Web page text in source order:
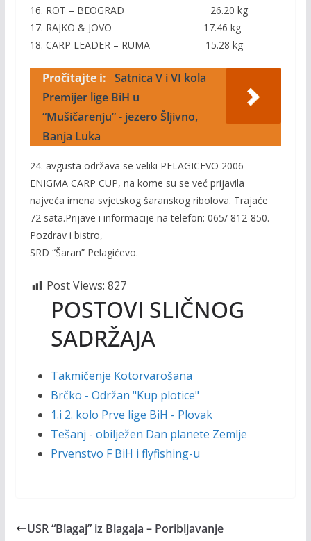
16. ROT – BEOGRAD 26.20 kg
17. RAJKO & JOVO 17.46 kg
18. CARP LEADER – RUMA 15.28 kg
Pročitajte i: Satnica V i VI kola
Premijer lige BiH u
“Mušičarenju” - jezero Šljivno,
Banja Luka
24. avgusta održava se veliki PELAGICEVO 2006
ENIGMA CARP CUP, na kome su se već prijavila
najveća imena svjetskog šaranskog ribolova. Trajaće
72 sata.Prijave i informacije na telefon: 065/ 812-850.
Pozdrav i bistro,
SRD “Šaran” Pelagićevo.
Post Views: 827
POSTOVI SLIČNOG
SADRŽAJA
Takmičenje Kotorvarošana
Brčko - Održan "Kup plotice"
1.i 2. kolo Prve lige BiH - Plovak
Tešanj - obilježen Dan planete Zemlje
Prvenstvo F BiH i flyfishing-u
USR “Blagaj” iz Blagaja – Poribljavanje